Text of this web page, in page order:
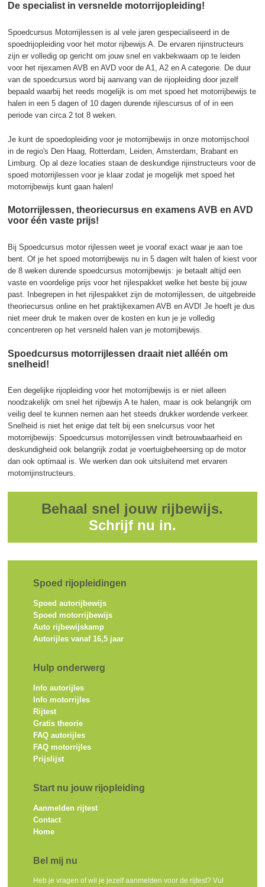
De specialist in versnelde motorrijopleiding!
Spoedcursus Motorrijlessen is al vele jaren gespecialiseerd in de
spoedrijopleiding voor het motor rijbewijs A. De ervaren rijinstructeurs
zijn er volledig op gericht om jouw snel en vakbekwaam op te leiden
voor het rijexamen AVB en AVD voor de A1, A2 en A categorie. De duur
van de spoedcursus word bij aanvang van de rijopleiding door jezelf
bepaald waarbij het reeds mogelijk is om met spoed het motorrijbewijs te
halen in een 5 dagen of 10 dagen durende rijlescursus of of in een
periode van circa 2 tot 8 weken.
Je kunt de spoedopleiding voor je motorrijbewijs in onze motorrijschool
in de regio's Den Haag, Rotterdam, Leiden, Amsterdam, Brabant en
Limburg. Op al deze locaties staan de deskundige rijinstructeurs voor de
spoed motorrijlessen voor je klaar zodat je mogelijk met spoed het
motorrijbewijs kunt gaan halen!
Motorrijlessen, theoriecursus en examens AVB en AVD
voor één vaste prijs!
Bij Spoedcursus motor rijlessen weet je vooraf exact waar je aan toe
bent. Of je het spoed motorrijbewijs nu in 5 dagen wilt halen of kiest voor
de 8 weken durende spoedcursus motorrijbewijs: je betaalt altijd een
vaste en voordelige prijs voor het rijlespakket welke het beste bij jouw
past. Inbegrepen in het rijlespakket zijn de motorrijlessen, de uitgebreide
theoriecursus online en het praktijkexamen AVB en AVD! Je hoeft je dus
niet meer druk te maken over de kosten en kun je je volledig
concentreren op het versneld halen van je motorrijbewijs.
Spoedcursus motorrijlessen draait niet alléén om
snelheid!
Een degelijke rijopleiding voor het motorrijbewijs is er niet alleen
noodzakelijk om snel het rijbewijs A te halen, maar is ook belangrijk om
veilig deel te kunnen nemen aan het steeds drukker wordende verkeer.
Snelheid is niet het enige dat telt bij een snelcursus voor het
motorrijbewijs: Spoedcursus motorrijlessen vindt betrouwbaarheid en
deskundigheid ook belangrijk zodat je voertuigbeheersing op de motor
dan ook optimaal is. We werken dan ook uitsluitend met ervaren
motorrijinstructeurs.
Behaal snel jouw rijbewijs.
Schrijf nu in.
Spoed rijopleidingen
Spoed autorijbewijs
Spoed motorrijbewijs
Auto rijbewijskamp
Autorijles vanaf 16,5 jaar
Hulp onderwerg
Info autorijles
Info motorrijles
Rijtest
Gratis theorie
FAQ autorijles
FAQ motorrijles
Prijslijst
Start nu jouw rijopleiding
Aanmelden rijtest
Contact
Home
Bel mij nu
Heb je vragen of wil je jezelf aanmelden voor de rijtest? Vul